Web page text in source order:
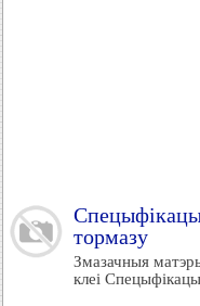
тормазу
Змазачныя
клеі